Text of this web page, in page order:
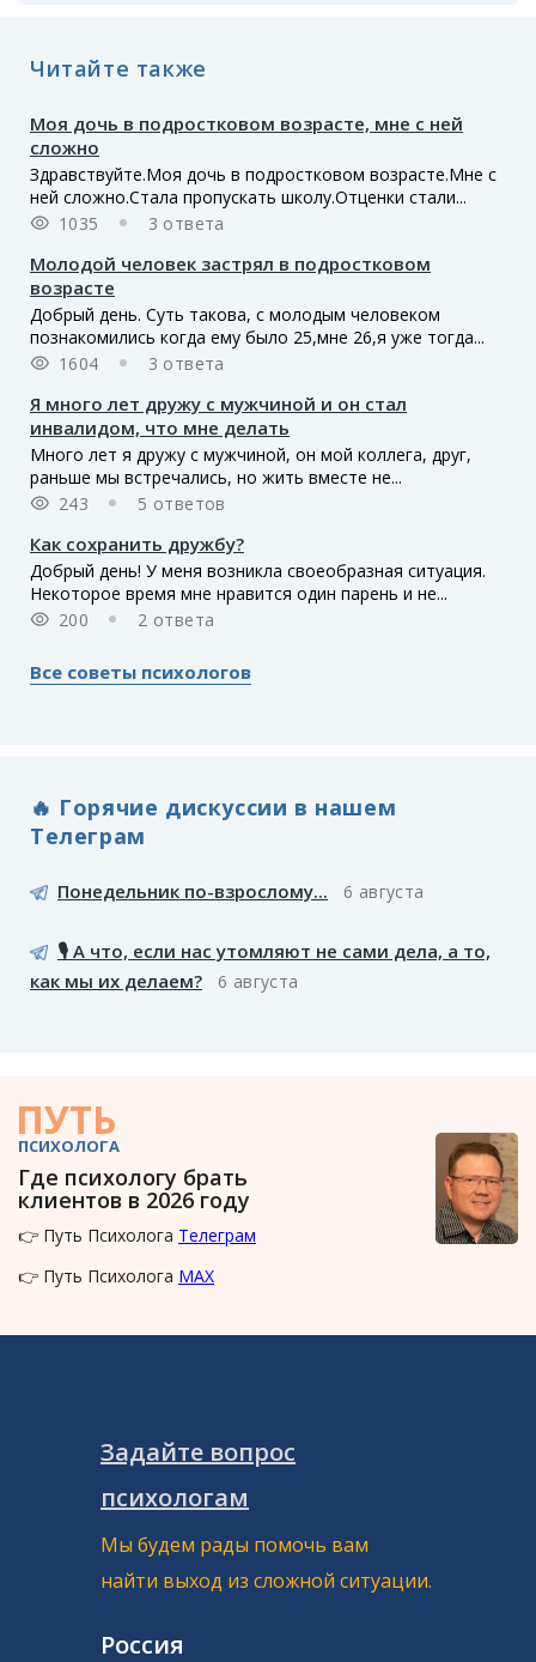
Читайте также
Моя дочь в подростковом возрасте, мне с ней
сложно
Здравствуйте.Моя дочь в подростковом возрасте.Мне с
ней сложно.Стала пропускать школу.Отценки стали...
1035
3 ответа
Молодой человек застрял в подростковом
возрасте
Добрый день. Суть такова, с молодым человеком
познакомились когда ему было 25,мне 26,я уже тогда...
1604
3 ответа
Я много лет дружу с мужчиной и он стал
инвалидом, что мне делать
Много лет я дружу с мужчиной, он мой коллега, друг,
раньше мы встречались, но жить вместе не...
243
5 ответов
Как сохранить дружбу?
Добрый день! У меня возникла своеобразная ситуация.
Некоторое время мне нравится один парень и не...
200
2 ответа
Все советы психологов
🔥 Горячие дискуссии в нашем
Телеграм
Понедельник по-взрослому... 6 августа
🎙️ А что, если нас утомляют не сами дела, а то,
как мы их делаем?
6 августа
ПУТЬ
ПСИХОЛОГА
Где психологу брать
клиентов в 2026 году
👉 Путь Психолога Телеграм
👉 Путь Психолога MAX
Задайте вопрос
психологам
Мы будем рады помочь вам
найти выход из сложной ситуации.
Россия